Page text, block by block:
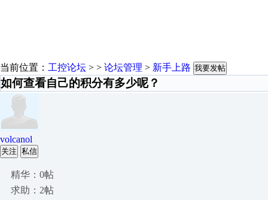
当前位置： 工控论坛 > > 论坛管理 > 新手上路 我要发帖
如何查看自己的积分有多少呢？
volcanol
关注 私信
精华：0帖
求助：2帖